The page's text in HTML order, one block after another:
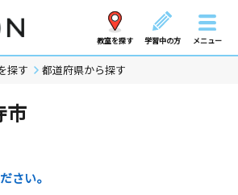
教室を探す 学習中の方 メニュー
探す 都道府県から探す
市
さい。